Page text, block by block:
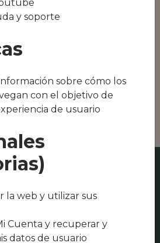
y soporte
sobre cómo los
con el objetivo de
de usuario
la web y utilizar sus
Cuenta y recuperar y
datos de usuario